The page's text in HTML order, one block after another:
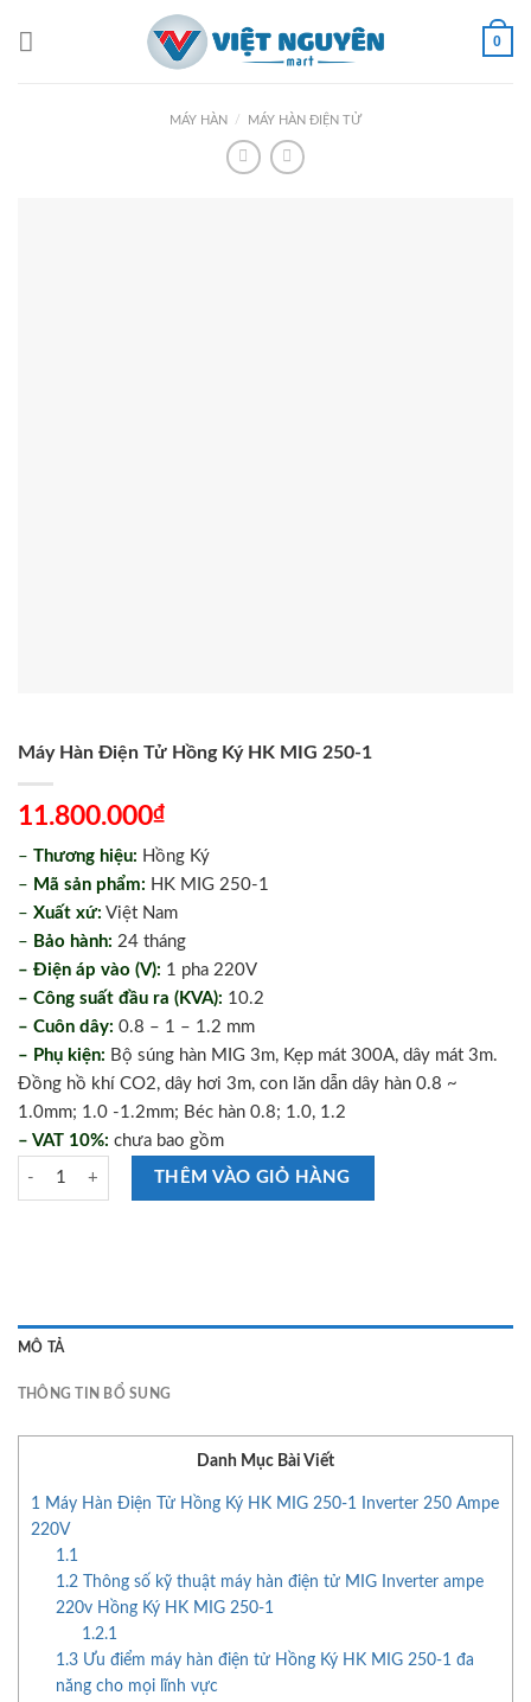
0
MÁY HÀN / MÁY HÀN ĐIỆN TỬ
Máy Hàn Điện Tử Hồng Ký HK MIG 250-1
11.800.000₫
– Thương hiệu: Hồng Ký
– Mã sản phẩm: HK MIG 250-1
– Xuất xứ: Việt Nam
– Bảo hành: 24 tháng
– Điện áp vào (V): 1 pha 220V
– Công suất đầu ra (KVA): 10.2
– Cuôn dây: 0.8 – 1 – 1.2 mm
– Phụ kiện: Bộ súng hàn MIG 3m, Kẹp mát 300A, dây mát 3m.
Đồng hồ khí CO2, dây hơi 3m, con lăn dẫn dây hàn 0.8 ~
1.0mm; 1.0 -1.2mm; Béc hàn 0.8; 1.0, 1.2
– VAT 10%: chưa bao gồm
Máy Hàn Điện Tử Hồng Ký HK MIG 250-1 số lượng
THÊM VÀO GIỎ HÀNG
MÔ TẢ
THÔNG TIN BỔ SUNG
Danh Mục Bài Viết
1 Máy Hàn Điện Tử Hồng Ký HK MIG 250-1 Inverter 250 Ampe
220V
1.1
1.2 Thông số kỹ thuật máy hàn điện tử MIG Inverter ampe
220v Hồng Ký HK MIG 250-1
1.2.1
1.3 Ưu điểm máy hàn điện tử Hồng Ký HK MIG 250-1 đa
năng cho mọi lĩnh vực